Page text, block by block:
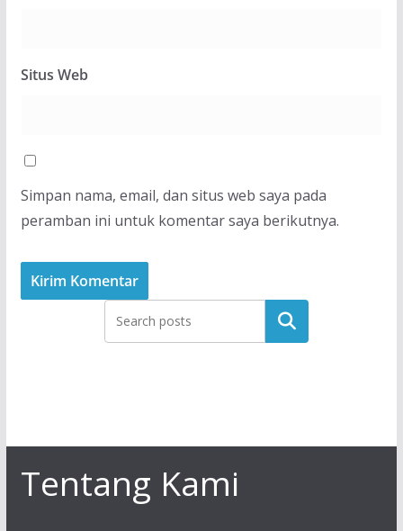
Situs Web
Simpan nama, email, dan situs web saya pada
peramban ini untuk komentar saya berikutnya.
Tentang Kami